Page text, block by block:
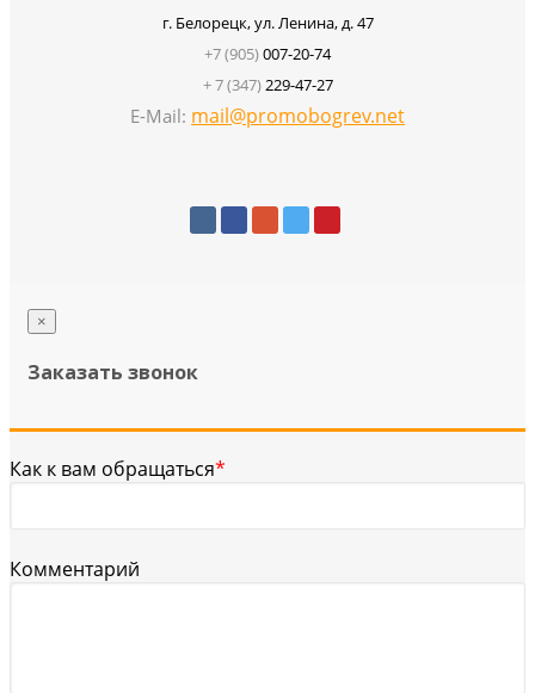
г. Белорецк, ул. Ленина, д. 47
+7 (905)007-20-74
+ 7 (347)229-47-27
E-Mail: mail@promobogrev.net
×
Заказать звонок
Как к вам обращаться*
Комментарий